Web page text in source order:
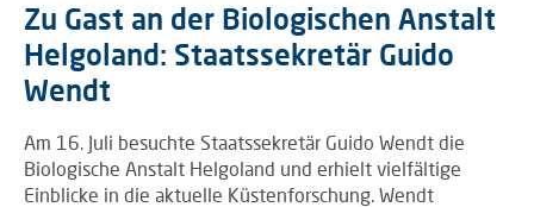
Zu Gast an der Biologischen Anstalt
Helgoland: Staatssekretär Guido
Wendt
Am 16. Juli besuchte Staatssekretär Guido Wendt die
Biologische Anstalt Helgoland und erhielt vielfältige
Einblicke in die aktuelle Küstenforschung. Wendt